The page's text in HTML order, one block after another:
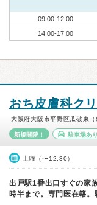
09:00-12:00
14:00-17:00
おち皮膚科ク
大阪府大阪市平野区瓜破東（
新規開院！ 駐車場あり
土曜（〜12:30）
出戸駅1番出口すぐの家
時半まで。専門医在籍。